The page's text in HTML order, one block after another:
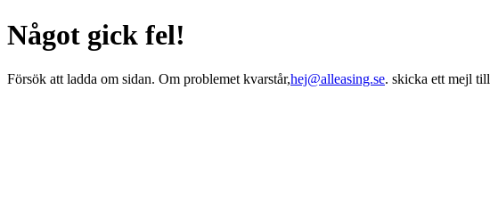
Något gick fel!
Försök att ladda om sidan. Om problemet kvarstår,hej@alleasing.se. skicka ett mejl till